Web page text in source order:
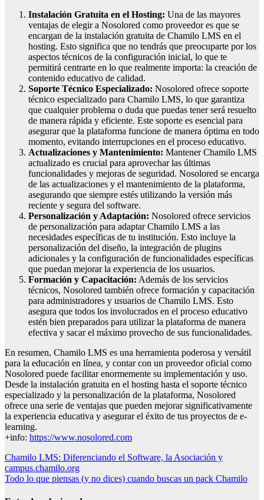
Instalación Gratuita en el Hosting: Una de las mayores
ventajas de elegir a Nosolored como proveedor es que se
encargan de la instalación gratuita de Chamilo LMS en el
hosting. Esto significa que no tendrás que preocuparte por los
aspectos técnicos de la configuración inicial, lo que te
permitirá centrarte en lo que realmente importa: la creación de
contenido educativo de calidad.
Soporte Técnico Especializado: Nosolored ofrece soporte
técnico especializado para Chamilo LMS, lo que garantiza
que cualquier problema o duda que puedas tener será resuelto
de manera rápida y eficiente. Este soporte es esencial para
asegurar que la plataforma funcione de manera óptima en todo
momento, evitando interrupciones en el proceso educativo.
Actualizaciones y Mantenimiento: Mantener Chamilo LMS
actualizado es crucial para aprovechar las últimas
funcionalidades y mejoras de seguridad. Nosolored se encarga
de las actualizaciones y el mantenimiento de la plataforma,
asegurando que siempre estés utilizando la versión más
reciente y segura del software.
Personalización y Adaptación: Nosolored ofrece servicios
de personalización para adaptar Chamilo LMS a las
necesidades específicas de tu institución. Esto incluye la
personalización del diseño, la integración de plugins
adicionales y la configuración de funcionalidades específicas
que puedan mejorar la experiencia de los usuarios.
Formación y Capacitación: Además de los servicios
técnicos, Nosolored también ofrece formación y capacitación
para administradores y usuarios de Chamilo LMS. Esto
asegura que todos los involucrados en el proceso educativo
estén bien preparados para utilizar la plataforma de manera
efectiva y sacar el máximo provecho de sus funcionalidades.
En resumen, Chamilo LMS es una herramienta poderosa y versátil
para la educación en línea, y contar con un proveedor oficial como
Nosolored puede facilitar enormemente su implementación y uso.
Desde la instalación gratuita en el hosting hasta el soporte técnico
especializado y la personalización de la plataforma, Nosolored
ofrece una serie de ventajas que pueden mejorar significativamente
la experiencia educativa y asegurar el éxito de tus proyectos de e-
learning.
+info: https://www.nosolored.com
Navegación
de
Chamilo LMS: Diferenciando el Software, la Asociación y
campus.chamilo.org
Todo lo que piensas (y no dices) cuando buscas un pack Chamilo